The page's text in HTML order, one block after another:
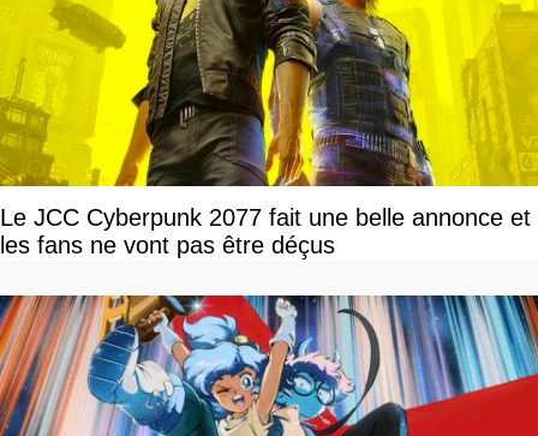
Le JCC Cyberpunk 2077 fait une belle annonce et
les fans ne vont pas être déçus